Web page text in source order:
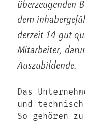
überzeugenden
dem
derzeit 14 gut
Mitarbeiter,
Auszubildende.
Das
und
So gehören